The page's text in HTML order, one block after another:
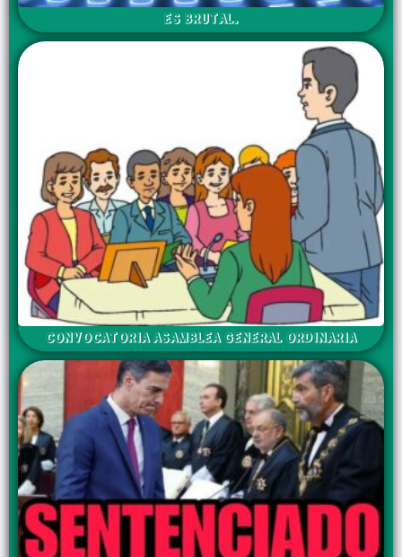
ES BRUTAL.
CONVOCATORIA ASAMBLEA GENERAL ORDINARIA